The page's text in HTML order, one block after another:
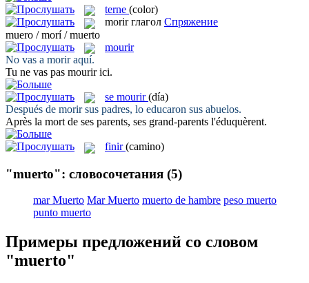
terne (color)
morir глагол Спряжение
muero / morí / muerto
mourir
No vas a moriraquí.
Tu ne vas pas mouririci.
se mourir (día)
Después de morirsus padres, lo educaron sus abuelos.
Après la mortde ses parents, ses grand-parents l'éduquèrent.
finir (camino)
"muerto": словосочетания (5)
mar Muerto Mar Muerto muerto de hambre peso muerto
punto muerto
Примеры предложений со словом
"muerto"